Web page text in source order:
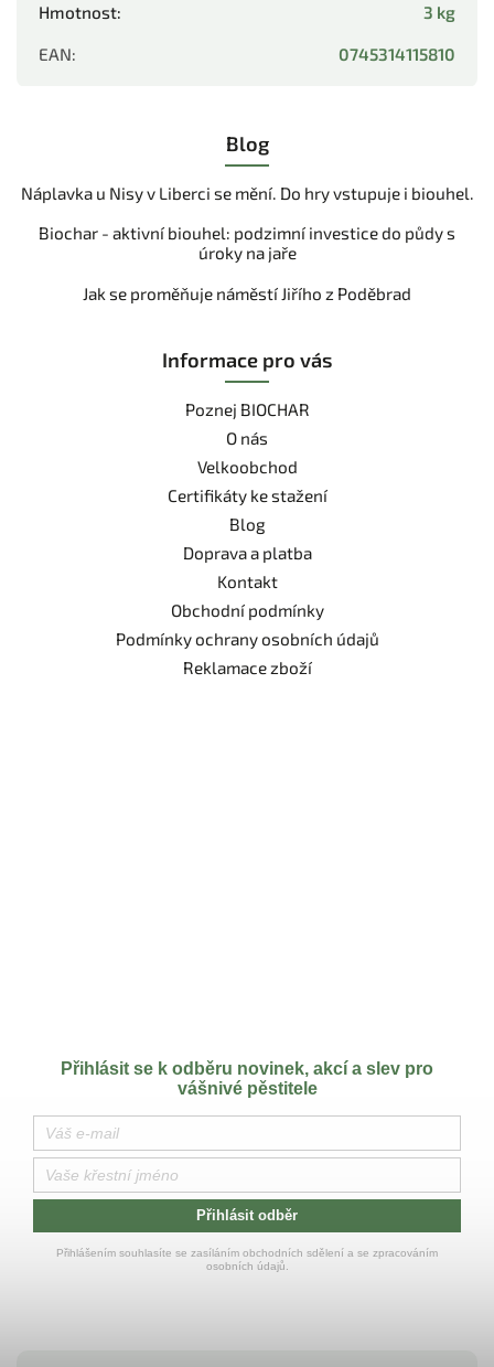
Hmotnost: 3 kg
EAN: 0745314115810
Blog
Náplavka u Nisy v Liberci se mění. Do hry vstupuje i biouhel.
Biochar - aktivní biouhel: podzimní investice do půdy s
úroky na jaře
Jak se proměňuje náměstí Jiřího z Poděbrad
Informace pro vás
Poznej BIOCHAR
O nás
Velkoobchod
Certifikáty ke stažení
Blog
Doprava a platba
Kontakt
Obchodní podmínky
Podmínky ochrany osobních údajů
Reklamace zboží
Přihlásit se k odběru novinek, akcí a slev pro
vášnivé pěstitele
Přihlásit odběr
Přihlášením souhlasíte se zasíláním obchodních sdělení a se zpracováním
osobních údajů.